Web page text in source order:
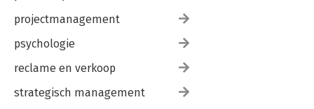
projectmanagement
psychologie
reclame en verkoop
strategisch management